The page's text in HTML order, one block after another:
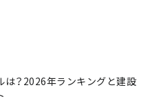
は？2026年ランキングと建設